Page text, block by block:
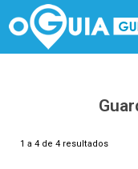
1 a 4 de 4 resultados